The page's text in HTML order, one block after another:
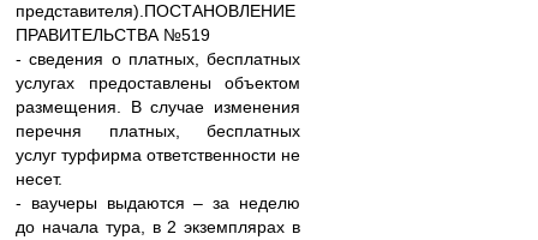
представителя).ПОСТАНОВЛЕНИЕ
ПРАВИТЕЛЬСТВА №519
- сведения о платных, бесплатных
услугах предоставлены объектом
размещения. В случае изменения
перечня платных, бесплатных
услуг турфирма ответственности не
несет.
- ваучеры выдаются – за неделю
до начала тура, в 2 экземплярах в